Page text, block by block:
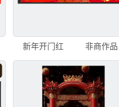
新年开门红 非商作品